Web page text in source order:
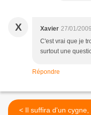
X Xavier 27/01/
C'est vrai que je
surtout une
Répondre
< Il suffira d'un cygne, un